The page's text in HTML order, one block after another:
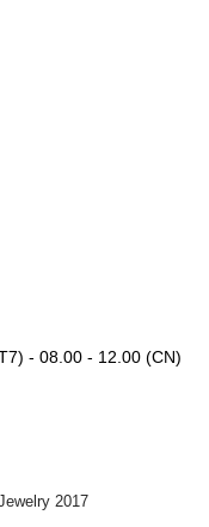
- 08.00 - 12.00 (CN)
2017